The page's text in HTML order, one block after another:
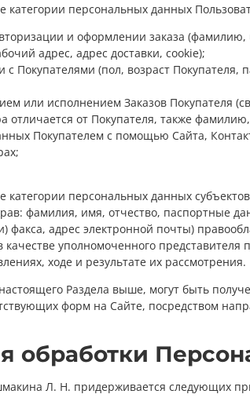
персональных данных
и оформлении заказа
адрес, адрес доставки, cookie);
Покупателями (пол, возраст
или исполнением Заказов Покупателя
отличается от Покупателя, также
Покупателем с помощью Сайта,
персональных данных
фамилия, имя, отчество, паспортные
факса, адрес электронной почты)
уполномоченного
ходе и результате их рассмотрения.
Раздела выше, могут быть
форм на Сайте, посредством
обработки
Л. Н. придерживается следующих